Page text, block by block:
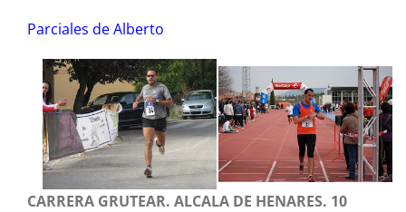
Parciales de Alberto
CARRERA GRUTEAR. ALCALA DE HENARES. 10